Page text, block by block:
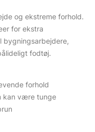
og ekstreme forhold.
for ekstra
bygningsarbejdere,
fodtøj.
forhold
kan være tunge